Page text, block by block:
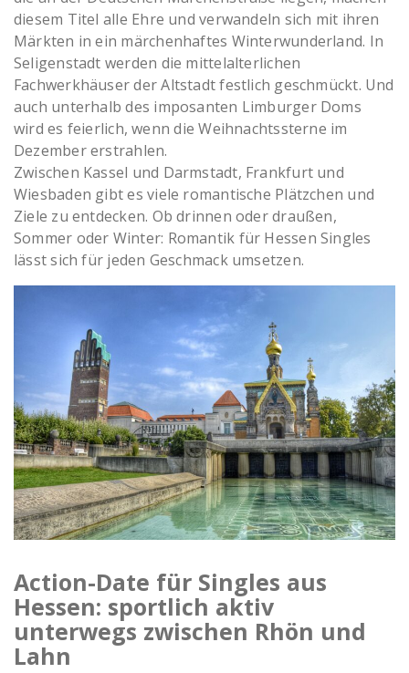
diesem Titel alle Ehre und verwandeln sich mit ihren
Märkten in ein märchenhaftes Winterwunderland. In
Seligenstadt werden die mittelalterlichen
Fachwerkhäuser der Altstadt festlich geschmückt. Und
auch unterhalb des imposanten Limburger Doms
wird es feierlich, wenn die Weihnachtssterne im
Dezember erstrahlen.
Zwischen Kassel und Darmstadt, Frankfurt und
Wiesbaden gibt es viele romantische Plätzchen und
Ziele zu entdecken. Ob drinnen oder draußen,
Sommer oder Winter: Romantik für Hessen Singles
lässt sich für jeden Geschmack umsetzen.
Action-Date für Singles aus
Hessen: sportlich aktiv
unterwegs zwischen Rhön und
Lahn